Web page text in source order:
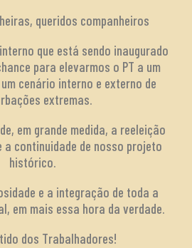
queridos companheiros
que está sendo inaugurado
para elevarmos o PT a um
cenário interno e externo de
extremas.
em grande medida, a reeleição
a continuidade de nosso projeto
histórico.
e a integração de toda a
em mais essa hora da verdade.
dos Trabalhadores!